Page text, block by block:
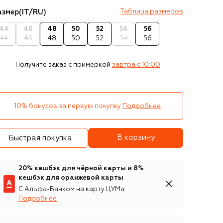
(IT/RU) Таблица размеров
44
46
46
48
48
50
50
52
52
54
54
56
56
Получите заказ с примеркой завтра c 10:00
10% бонусов за первую покупку Подробнее
Быстрая покупка В корзину
20% кешбэк для чёрной карты и 8%
кешбэк для оранжевой карты
С Альфа-Банком на карту ЦУМа
Подробнее